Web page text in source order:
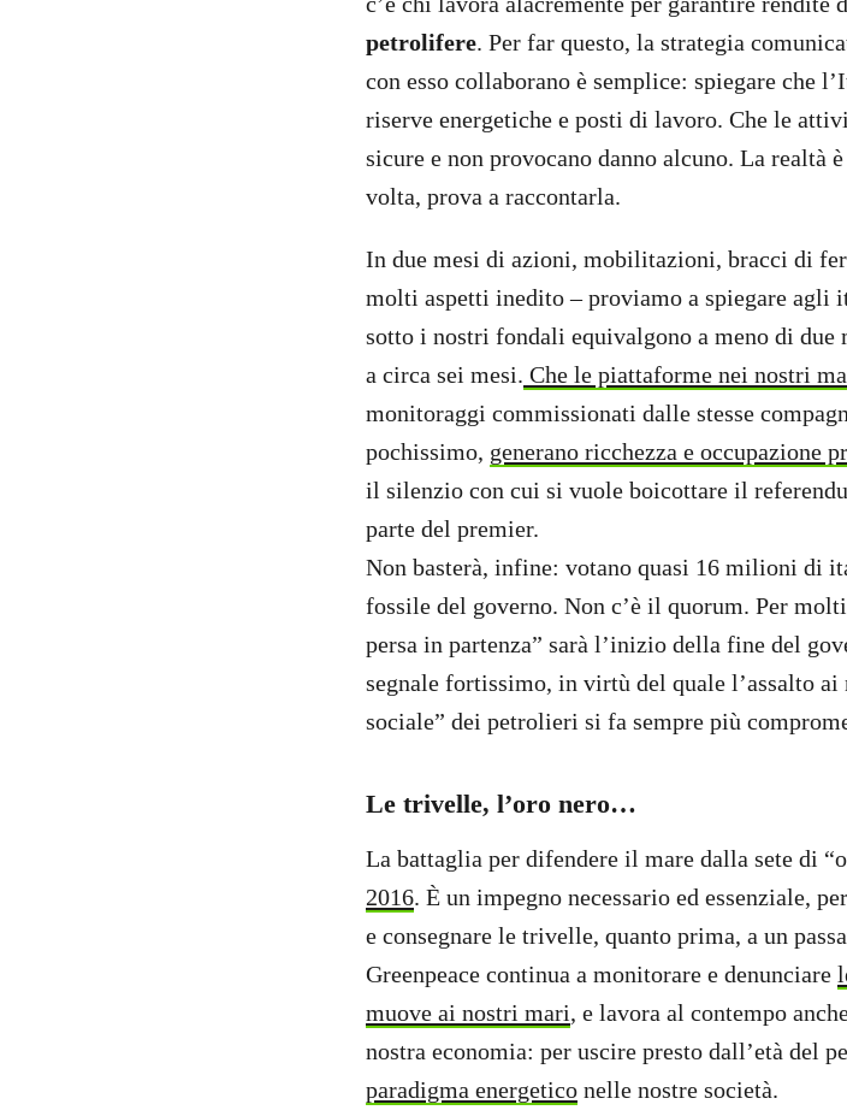
petrolifere. Per far questo, la strategia
con esso collaborano è semplice: spiegare che
riserve energetiche e posti di lavoro. Che le
sicure e non provocano danno alcuno. La realtà
volta, prova a raccontarla.
In due mesi di azioni, mobilitazioni, bracci di
molti aspetti inedito – proviamo a spiegare agli
sotto i nostri fondali equivalgono a meno di
a circa sei mesi. Che le piattaforme nei nostri
monitoraggi commissionati dalle stesse
pochissimo, generano ricchezza e occupazione
il silenzio con cui si vuole boicottare il
parte del premier.
Non basterà, infine: votano quasi 16 milioni di
fossile del governo. Non c’è il quorum. Per
persa in partenza” sarà l’inizio della fine del
segnale fortissimo, in virtù del quale l’assalto
sociale” dei petrolieri si fa sempre più
Le trivelle, l’oro nero…
La battaglia per difendere il mare dalla sete di
2016. È un impegno necessario ed essenziale,
e consegnare le trivelle, quanto prima, a un
Greenpeace continua a monitorare e denunciare
muove ai nostri mari, e lavora al contempo
nostra economia: per uscire presto dall’età del
paradigma energetico nelle nostre società.